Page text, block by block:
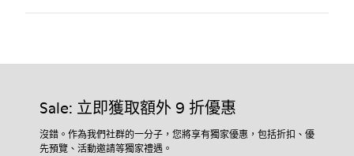
Sale: 立即獲取額外 9 折優惠
沒錯。作為我們社群的一分子，您將享有獨家優惠，包括折扣、優
先預覽、活動邀請等獨家禮遇。